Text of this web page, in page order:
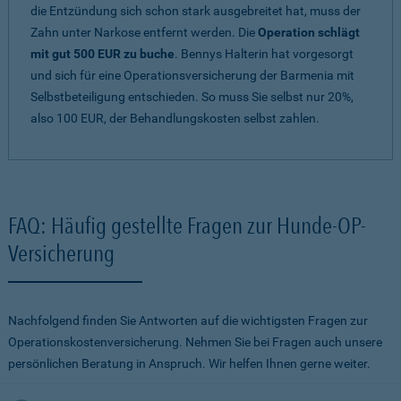
die Entzündung sich schon stark ausgebreitet hat, muss der
Zahn unter Narkose entfernt werden. DieOperation schlägt
mit gut 500 EUR zu buche. Bennys Halterin hat vorgesorgt
und sich für eine Operationsversicherung der Barmenia mit
Selbstbeteiligung entschieden. So muss Sie selbst nur 20%,
also 100 EUR, der Behandlungskosten selbst zahlen.
FAQ: Häufig gestellte Fragen zur Hunde-OP-
Versicherung
Nachfolgend finden Sie Antworten auf die wichtigsten Fragen zur
Operationskostenversicherung. Nehmen Sie bei Fragen auch unsere
persönlichen Beratung in Anspruch. Wir helfen Ihnen gerne weiter.